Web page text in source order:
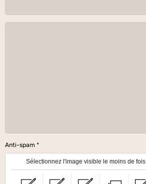
Anti-spam
Sélectionnez l'image visible le moins de fois